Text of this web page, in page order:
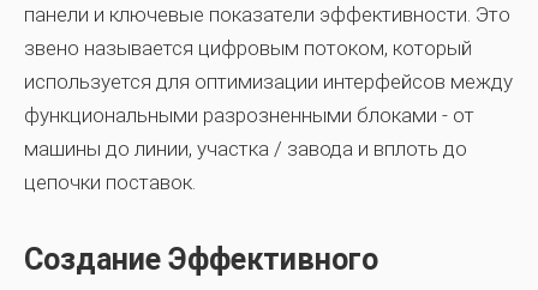
панели и ключевые показатели эффективности. Это
звено называется цифровым потоком, который
используется для оптимизации интерфейсов между
функциональными разрозненными блоками - от
машины до линии, участка / завода и вплоть до
цепочки поставок.
Создание Эффективного